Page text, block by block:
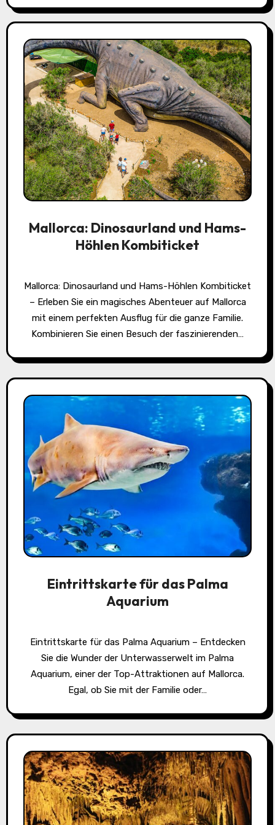
Mallorca: Dinosaurland und Hams-
Höhlen Kombiticket
Mallorca: Dinosaurland und Hams-Höhlen Kombiticket
– Erleben Sie ein magisches Abenteuer auf Mallorca
mit einem perfekten Ausflug für die ganze Familie.
Kombinieren Sie einen Besuch der faszinierenden…
Eintrittskarte für das Palma
Aquarium
Eintrittskarte für das Palma Aquarium – Entdecken
Sie die Wunder der Unterwasserwelt im Palma
Aquarium, einer der Top-Attraktionen auf Mallorca.
Egal, ob Sie mit der Familie oder…